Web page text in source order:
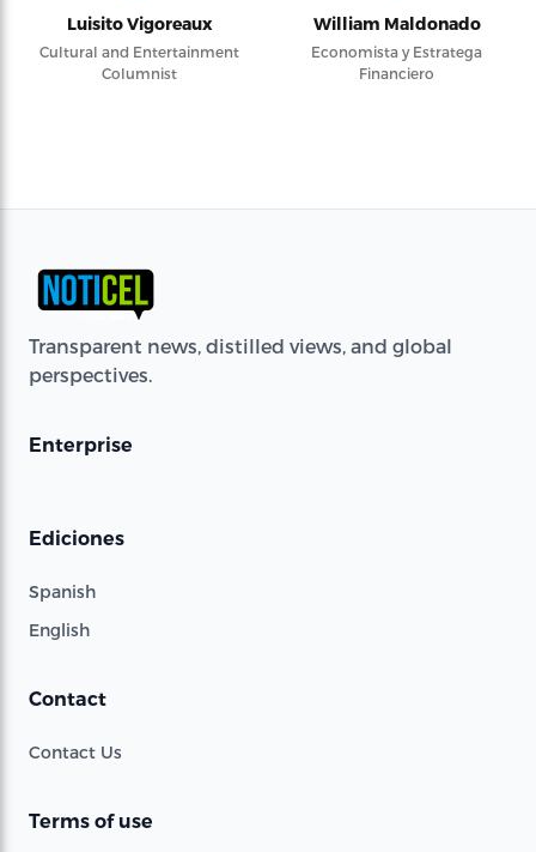
Luisito Vigoreaux
Cultural and Entertainment
Columnist
William Maldonado
Economista y Estratega
Financiero
Transparent news, distilled views, and global
perspectives.
Enterprise
Ediciones
Spanish
English
Contact
Contact Us
Terms of use